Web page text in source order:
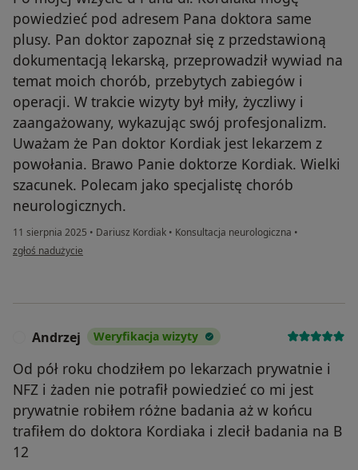
powiedzieć pod adresem Pana doktora same
plusy. Pan doktor zapoznał się z przedstawioną
dokumentacją lekarską, przeprowadził wywiad na
temat moich chorób, przebytych zabiegów i
operacji. W trakcie wizyty był miły, życzliwy i
zaangażowany, wykazując swój profesjonalizm.
Uważam że Pan doktor Kordiak jest lekarzem z
powołania. Brawo Panie doktorze Kordiak. Wielki
szacunek. Polecam jako specjalistę chorób
neurologicznych.
11 sierpnia 2025 • Dariusz Kordiak • Konsultacja neurologiczna •
w opinii użytkownika Józef G.
zgłoś nadużycie
Andrzej Weryfikacja wizyty
Od pół roku chodziłem po lekarzach prywatnie i
NFZ i żaden nie potrafił powiedzieć co mi jest
prywatnie robiłem różne badania aż w końcu
trafiłem do doktora Kordiaka i zlecił badania na B
12